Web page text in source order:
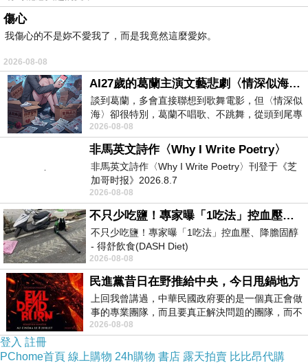
傷心
我傷心的不是妳不愛我了，而是我竟然這麼愛妳。
2026-08-08
AI27歲的葛蘭主演文藝悲劇〈情深似海〉 #戀上老電影 #葛蘭 #粟子
談到葛蘭，多會直接聯想到歌舞電影，但〈情深似
海〉卻很特別，葛蘭不唱歌、不跳舞，從頭到尾專
心演戲。拍攝期間，經常工作超過12個鐘
2026-08-08
非馬英文詩作〈Why I Write Poetry〉
非馬英文詩作〈Why I Write Poetry〉刊登于《芝
加哥时报》2026.8.7
2026-08-08
不只少吃鹽！專家曝「1吃法」控血壓、降膽固醇 - 得舒飲食(DASH Diet)
不只少吃鹽！專家曝「1吃法」控血壓、降膽固醇
- 得舒飲食(DASH Diet)
https://www.facebook.com/dietitiansophia/
posts/157966
2026-08-08
民進黨昔日在野推給中央，今日甩鍋地方
上回我曾講過，中華民國政府要的是一個真正會做
事的專業團隊，而且要真正解決問題的團隊，而不
是只會到處甩鍋的雙標團隊，最近民進黨
2026-08-08
登入 註冊
PChome首頁 線上購物 24h購物 書店 露天拍賣 比比昂代購